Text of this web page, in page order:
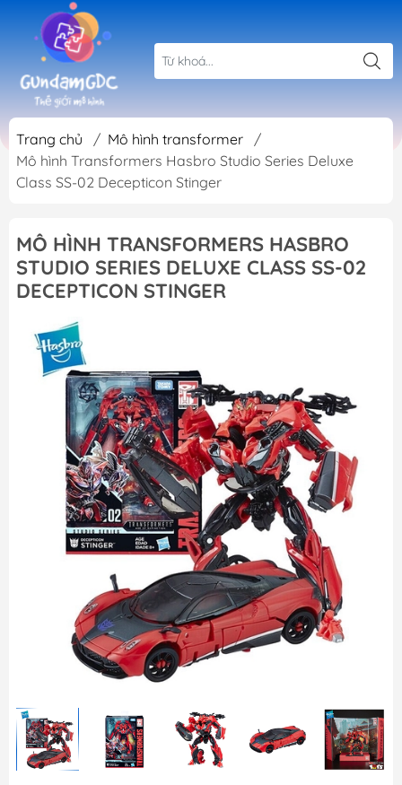
Trang chủ / Mô hình transformer
/
Mô hình Transformers Hasbro Studio Series Deluxe
Class SS-02 Decepticon Stinger
MÔ HÌNH TRANSFORMERS HASBRO
STUDIO SERIES DELUXE CLASS SS-02
DECEPTICON STINGER